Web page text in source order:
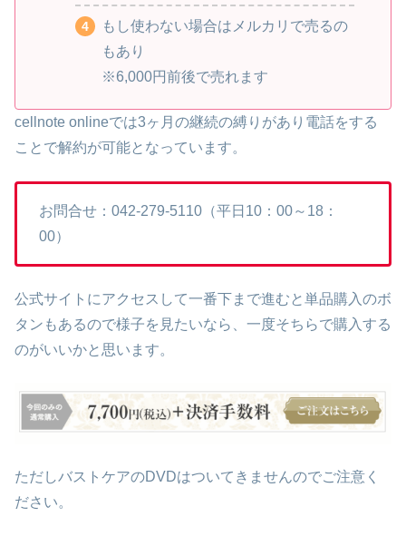
もし使わない場合はメルカリで売るの
もあり
※6,000円前後で売れます
cellnote onlineでは3ヶ月の継続の縛りがあり電話をする
ことで解約が可能となっています。
お問合せ：042-279-5110（平日10：00～18：
00）
公式サイトにアクセスして一番下まで進むと単品購入のボ
タンもあるので様子を見たいなら、一度そちらで購入する
のがいいかと思います。
ただしバストケアのDVDはついてきませんのでご注意く
ださい。